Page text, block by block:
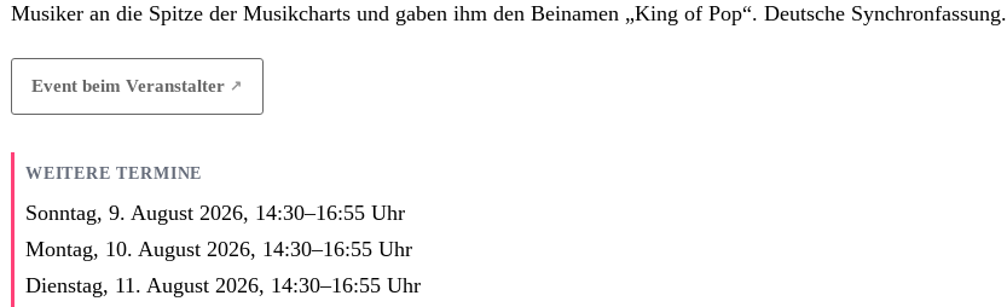
Musiker an die Spitze der Musikcharts und gaben ihm den Beinamen „King of Pop“. Deutsche Synchronfassung.
Event beim Veranstalter
WEITERE TERMINE
Sonntag, 9. August 2026, 14:30–16:55 Uhr
Montag, 10. August 2026, 14:30–16:55 Uhr
Dienstag, 11. August 2026, 14:30–16:55 Uhr